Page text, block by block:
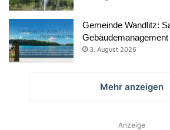
Gemeinde Wandlitz:
3. August 2026
Mehr anzeigen
Anzeige